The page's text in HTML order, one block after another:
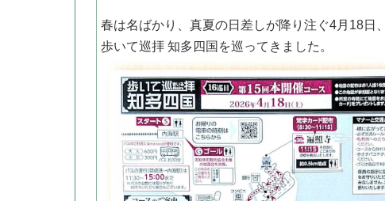
春は名ばかり、真夏の日差しが降り注ぐ4月18日
歩いて巡拝 知多四国を巡ってきました。